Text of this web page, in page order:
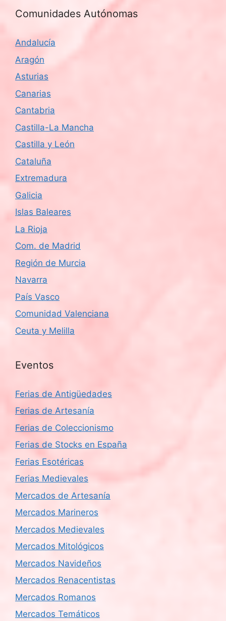
Comunidades Autónomas
Andalucía
Aragón
Asturias
Canarias
Cantabria
Castilla-La Mancha
Castilla y León
Cataluña
Extremadura
Galicia
Islas Baleares
La Rioja
Com. de Madrid
Región de Murcia
Navarra
País Vasco
Comunidad Valenciana
Ceuta y Melilla
Eventos
Ferias de Antigüedades
Ferias de Artesanía
Ferias de Coleccionismo
Ferias de Stocks en España
Ferias Esotéricas
Ferias Medievales
Mercados de Artesanía
Mercados Marineros
Mercados Medievales
Mercados Mitológicos
Mercados Navideños
Mercados Renacentistas
Mercados Romanos
Mercados Temáticos